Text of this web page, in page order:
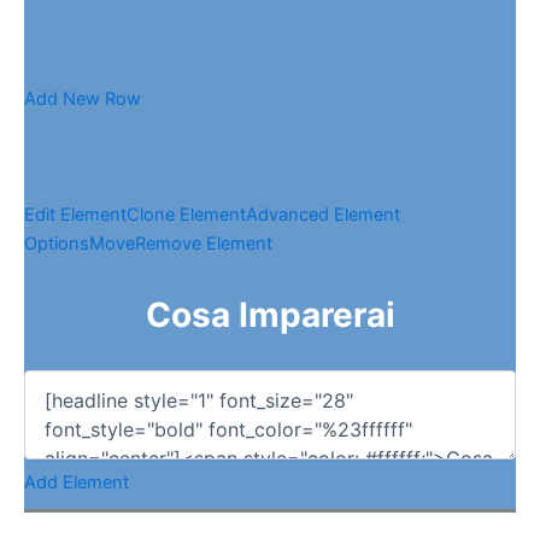
Add New Row
Edit ElementClone ElementAdvanced Element
OptionsMoveRemove Element
Cosa Imparerai
Add Element